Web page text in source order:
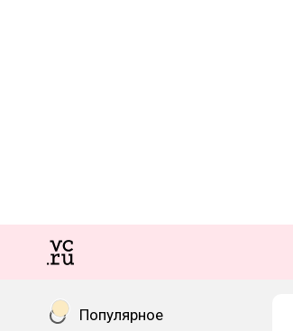
Популярное